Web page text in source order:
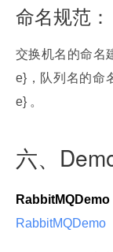
命名规范：
交换机名的命名
e}，队列名的命
e} 。
六、
RabbitMQDemo